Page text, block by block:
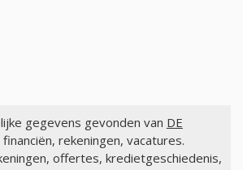
gegevens gevonden van DE
financiën, rekeningen, vacatures.
offertes, kredietgeschiedenis,